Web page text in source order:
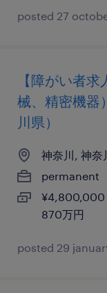
posted 27
【障がい者
械、精密機器
川県）
神奈川, 神奈
permanent
¥4,800,000
870万円
posted 29